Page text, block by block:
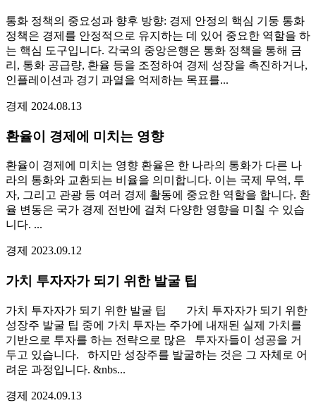
통화 정책의 중요성과 향후 방향: 경제 안정의 핵심 기둥 통화
정책은 경제를 안정적으로 유지하는 데 있어 중요한 역할을 하
는 핵심 도구입니다. 각국의 중앙은행은 통화 정책을 통해 금
리, 통화 공급량, 환율 등을 조정하여 경제 성장을 촉진하거나,
인플레이션과 경기 과열을 억제하는 목표를...
경제 2024.08.13
환율이 경제에 미치는 영향
환율이 경제에 미치는 영향 환율은 한 나라의 통화가 다른 나
라의 통화와 교환되는 비율을 의미합니다. 이는 국제 무역, 투
자, 그리고 관광 등 여러 경제 활동에 중요한 역할을 합니다. 환
율 변동은 국가 경제 전반에 걸쳐 다양한 영향을 미칠 수 있습
니다. ...
경제 2023.09.12
가치 투자자가 되기 위한 발굴 팁
가치 투자자가 되기 위한 발굴 팁 가치 투자자가 되기 위한
성장주 발굴 팁 중에 가치 투자는 주가에 내재된 실제 가치를
기반으로 투자를 하는 전략으로 많은 투자자들이 성공을 거
두고 있습니다. 하지만 성장주를 발굴하는 것은 그 자체로 어
려운 과정입니다. &nbs...
경제 2024.09.13